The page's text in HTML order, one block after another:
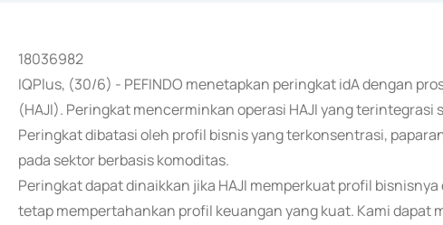
18036982
IQPlus, (30/6) - PEFINDO menetapkan peringkat idA dengan
(HAJI). Peringkat mencerminkan operasi HAJI yang
Peringkat dibatasi oleh profil bisnis yang terkonsentrasi,
pada sektor berbasis komoditas.
Peringkat dapat dinaikkan jika HAJI memperkuat profil
tetap mempertahankan profil keuangan yang kuat. Kami dapat